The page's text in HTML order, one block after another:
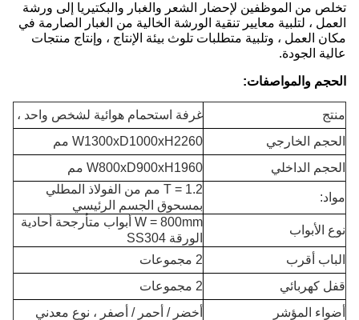
تخلص من الموظفين لإحضار الشعر والغبار والبكتيريا إلى ورشة
العمل ، لتلبية معايير تنقية الورشة الخالية من الغبار الصارمة في
مكان العمل ، وتلبية متطلبات تلوث بيئة الإنتاج ، وإنتاج منتجات
عالية الجودة.
الحجم والمواصفات:
منتج
غرفة استحمام هوائية لشخص واحد ،
الحجم الخارجي
W1300xD1000xH2260 مم
الحجم الداخلي
W800xD900xH1960 مم
مواد:
T = 1.2 مم من الفولاذ المطلي
بمسحوق الجسم الرئيسي
نوع الأبواب
W = 800mm أبواب متأرجحة أحادية
الورقة SS304
الباب أقرب
2 مجموعات
قفل كهربائي
2 مجموعات
أضواء المؤشر
أخضر / أحمر / أصفر ، نوع معدني